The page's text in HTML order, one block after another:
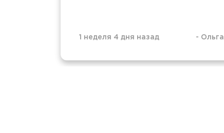
1 неделя 4 дня назад - Ольга